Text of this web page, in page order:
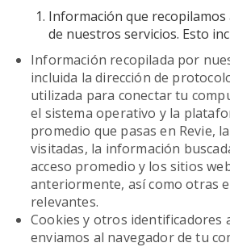
Información que recopilamos
de nuestros servicios. Esto
Información recopilada por
incluida la dirección de
utilizada para conectar tu
el sistema operativo y la
promedio que pasas en Revie,
visitadas, la información
acceso promedio y los sitios
anteriormente, así como otras
relevantes.
Cookies y otros identificadores
enviamos al navegador de tu